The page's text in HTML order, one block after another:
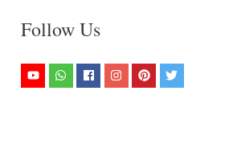
Follow Us